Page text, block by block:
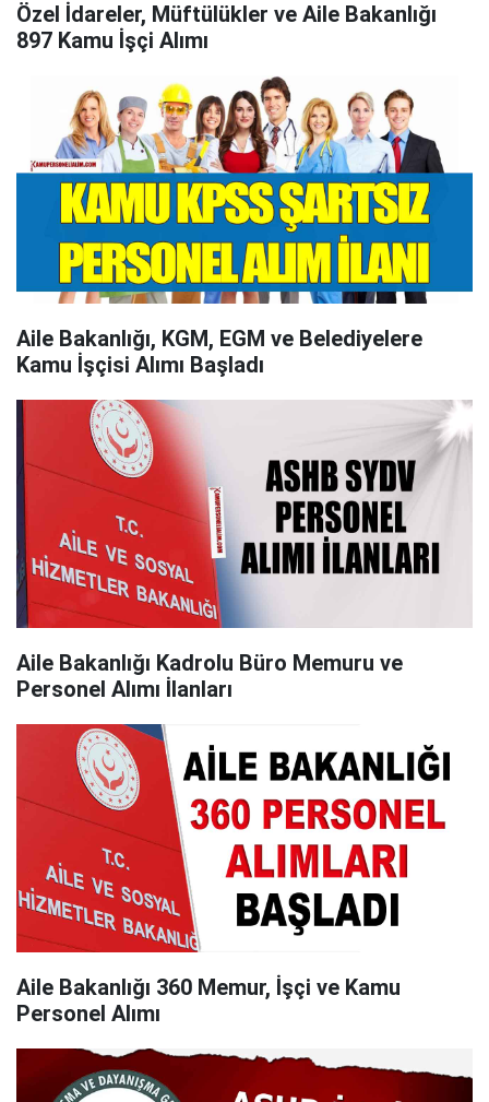
Özel İdareler, Müftülükler ve Aile Bakanlığı
897 Kamu İşçi Alımı
Aile Bakanlığı, KGM, EGM ve Belediyelere
Kamu İşçisi Alımı Başladı
Aile Bakanlığı Kadrolu Büro Memuru ve
Personel Alımı İlanları
Aile Bakanlığı 360 Memur, İşçi ve Kamu
Personel Alımı